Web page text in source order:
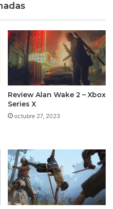
Review Alan Wake 2 – Xbox
Series X
octubre 27, 2023